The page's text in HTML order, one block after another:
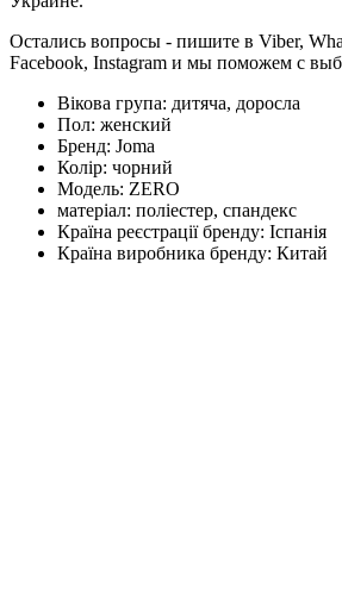
Остались вопросы - пишите в Viber,
Facebook, Instagram и мы поможем с
Вікова група: дитяча, доросла
Пол: женский
Бренд: Joma
Колір: чорний
Модель: ZERO
матеріал: поліестер, спандекс
Країна реєстрації бренду: Іспанія
Країна виробника бренду: Китай